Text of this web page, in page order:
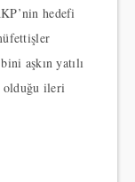
hedefi
aşkın yatılı
olduğu ileri